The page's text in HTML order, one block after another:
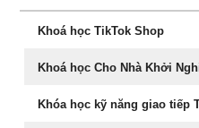
Chuyên Khảo Dụng Nhân
dương
Khoá học TikTok Shop
Khoá học Cho Nhà Khởi
Khóa học kỹ năng giao tiếp